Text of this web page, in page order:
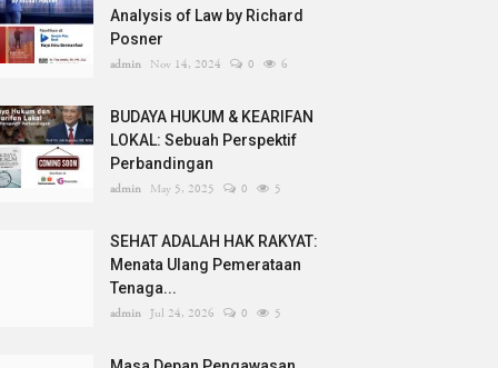
Analysis of Law by Richard
Posner
admin Nov 14, 2024 0 6
BUDAYA HUKUM & KEARIFAN
LOKAL: Sebuah Perspektif
Perbandingan
admin May 5, 2025 0 5
SEHAT ADALAH HAK RAKYAT:
Menata Ulang Pemerataan
Tenaga...
admin Jul 24, 2026 0 5